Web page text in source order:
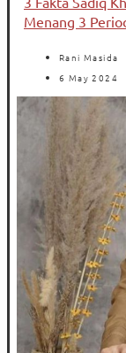
Menang 3
Rani Masida
6 May 2024